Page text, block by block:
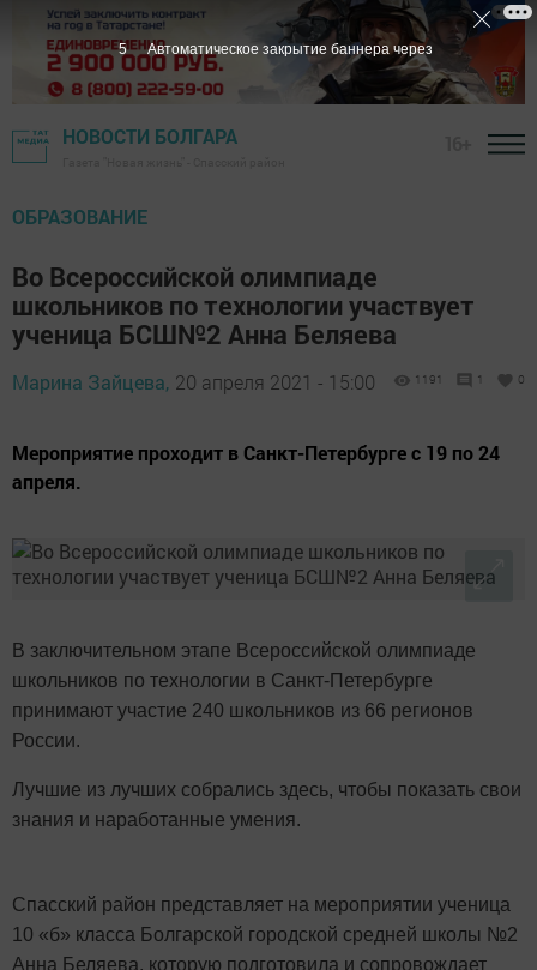
НОВОСТИ БОЛГАРА
ОБРАЗОВАНИЕ
Во Всероссийской олимпиаде
школьников по технологии участвует
ученица БСШ№2 Анна Беляева
Марина Зайцева, 20 апреля 2021 - 15:00 1191 1 0
Мероприятие проходит в Санкт-Петербурге с 19 по 24
апреля.
В заключительном этапе Всероссийской олимпиаде
школьников по технологии в Санкт-Петербурге
принимают участие 240 школьников из 66 регионов
России.
Лучшие из лучших собрались здесь, чтобы показать свои
знания и наработанные умения.
Спасский район представляет на мероприятии ученица
10 «б» класса Болгарской городской средней школы №2
Анна Беляева, которую подготовила и сопровождает
4 Автоматическое закрытие баннера через